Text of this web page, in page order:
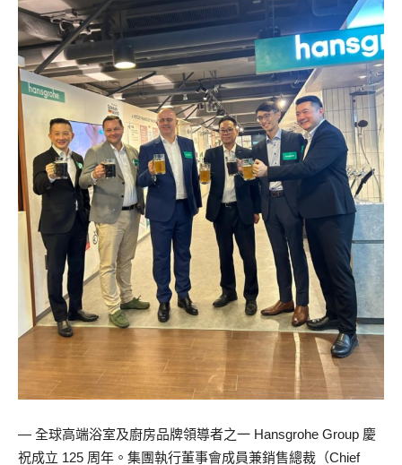
— 全球高端浴室及廚房品牌領導者之一 Hansgrohe Group 慶
祝成立 125 周年。集團執行董事會成員兼銷售總裁（Chief